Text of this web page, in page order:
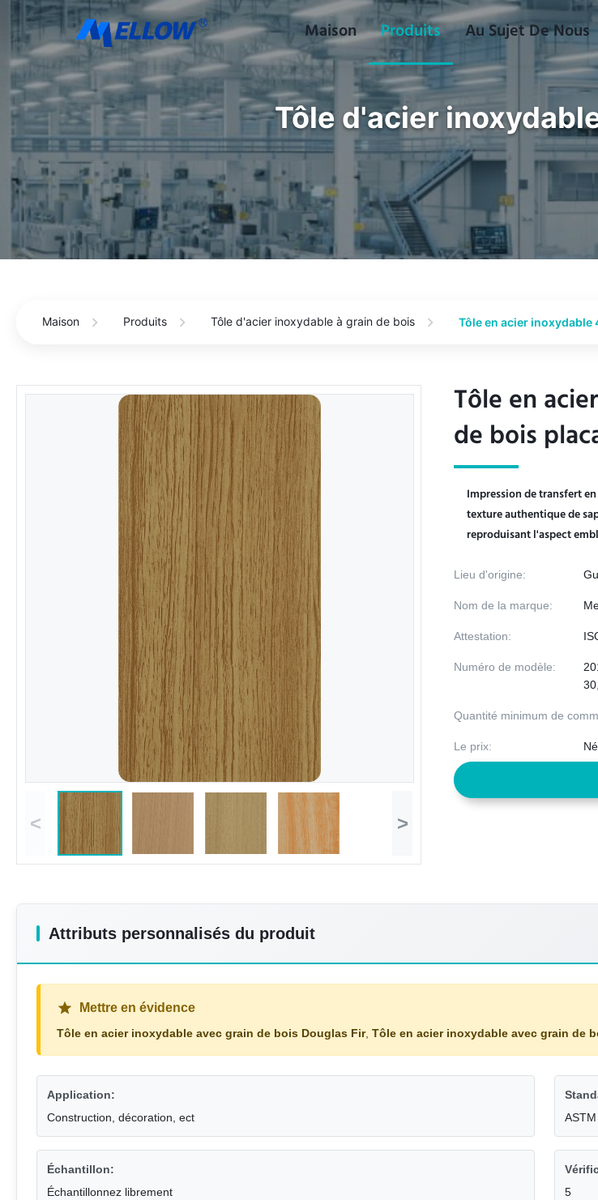
Maison Produits Au Sujet De Nous
Tôle d'acier
Maison Produits Tôle d'acier inoxydable à grain de bois Tôle en acier inoxydable
< >
Tôle en
de bois
Tôle en
de bois
Impression de transfert
texture authentique de
reproduisant l'aspect
Lieu d'origine:
Nom de la marque:
Attestation:
Numéro de modèle:
Quantité minimum de
Le prix:
Attributs personnalisés du produit
Mettre en évidence
Tôle en acier inoxydable avec grain de bois Douglas Fir, Tôle en acier inoxydable avec grain de
Application:
Construction, décoration, ect
ASTM
Échantillon:
Échantillonnez librement
5